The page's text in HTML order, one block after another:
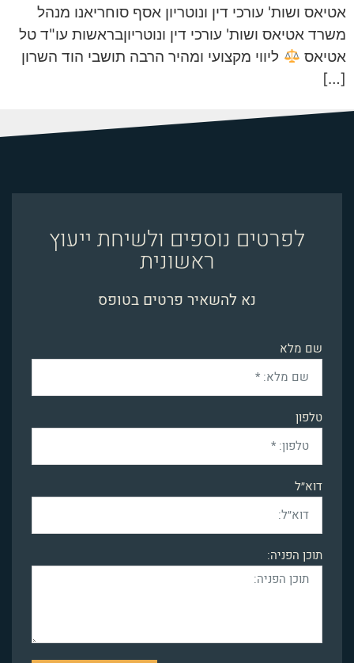
אטיאס ושות' עורכי דין ונוטריון אסף סוחריאנו מנהל
משרד אטיאס ושות' עורכי דין ונוטריוןבראשות עו"ד טל
אטיאס
ליווי מקצועי ומהיר הרבה תושבי הוד השרון
[…]
לפרטים נוספים ולשיחת ייעוץ
ראשונית
נא להשאיר פרטים בטופס
שם מלא
טלפון
דוא״ל
תוכן הפניה: